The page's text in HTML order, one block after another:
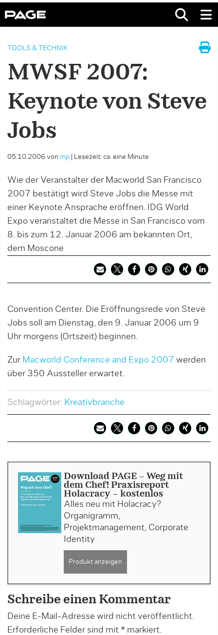
TOOLS & TECHNIK
MWSF 2007:
Keynote von Steve
Jobs
05.10.2006 von mp Lesezeit: ca. eine Minute
Wie der Veranstalter der Macworld San Francisco
2007 bestätigt wird Steve Jobs die Messe mit
einer Keynote Ansprache eröffnen. IDG World
Expo veranstaltet die Messe in San Francisco vom
8. bis zum 12. Januar 2006 am bekannten Ort,
dem Moscone
Convention Center. Die Eröffnungsrede von Steve
Jobs soll am Dienstag, den 9. Januar 2006 um 9
Uhr morgens (Ortszeit) beginnen.
Zur Macworld Conference and Expo 2007 werden
über 350 Aussteller erwartet.
Schlagwörter: Kreativbranche
Download PAGE - Weg mit
dem Chef! Praxisreport
Holacracy - kostenlos
Alles neu mit Holacracy?
Organigramm,
Projektmanagement, Corporate
Identity
Produkt anzeigen
Schreibe einen Kommentar
Deine E-Mail-Adresse wird nicht veröffentlicht.
Erforderliche Felder sind mit * markiert.